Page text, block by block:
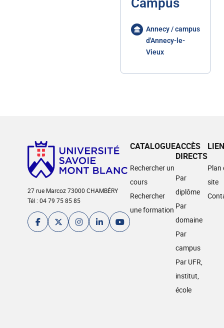
Campus
Annecy / campus
d'Annecy-le-
Vieux
27 rue Marcoz 73000 CHAMBÉRY
Tél : 04 79 75 85 85
CATALOGUE
Rechercher un
cours
Rechercher
une formation
ACCÈS
DIRECTS
Par
diplôme
Par
domaine
Par
campus
Par UFR,
institut,
école
Plan
site